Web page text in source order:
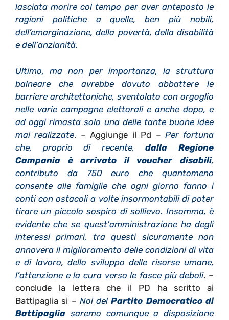
lasciata morire col tempo per aver anteposto le
ragioni politiche a quelle, ben più nobili,
dell’emarginazione, della povertà, della disabilità
e dell’anzianità.
Ultimo, ma non per importanza, la struttura
balneare che avrebbe dovuto abbattere le
barriere architettoniche, sventolato con orgoglio
nelle varie campagne elettorali e anche dopo, e
ad oggi rimasta solo una delle tante buone idee
mai realizzate. – Aggiunge il Pd – Per fortuna
che, proprio di recente,dalla Regione
Campania è arrivato il voucher disabili,
contributo da 750 euro che quantomeno
consente alle famiglie che ogni giorno fanno i
conti con ostacoli a volte insormontabili di poter
tirare un piccolo sospiro di sollievo. Insomma, è
evidente che se quest’amministrazione ha degli
interessi primari, tra questi sicuramente non
annovera il miglioramento delle condizioni di vita
e di lavoro, dello sviluppo delle risorse umane,
l’attenzione e la cura verso le fasce più deboli. –
conclude la lettera che il PD ha scritto ai
Battipaglia si – Noi delPartito Democratico di
Battipaglia saremo comunque a disposizione